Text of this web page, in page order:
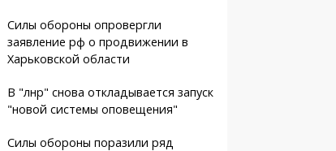
Силы обороны опровергли
заявление рф о продвижении в
Харьковской области
В "лнр" снова откладывается запуск
"новой системы оповещения"
Силы обороны поразили ряд